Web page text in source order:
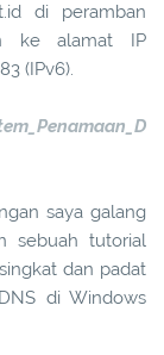
di peramban
ke alamat IP
(IPv6).
saya galang
sebuah tutorial
dan padat
di Windows